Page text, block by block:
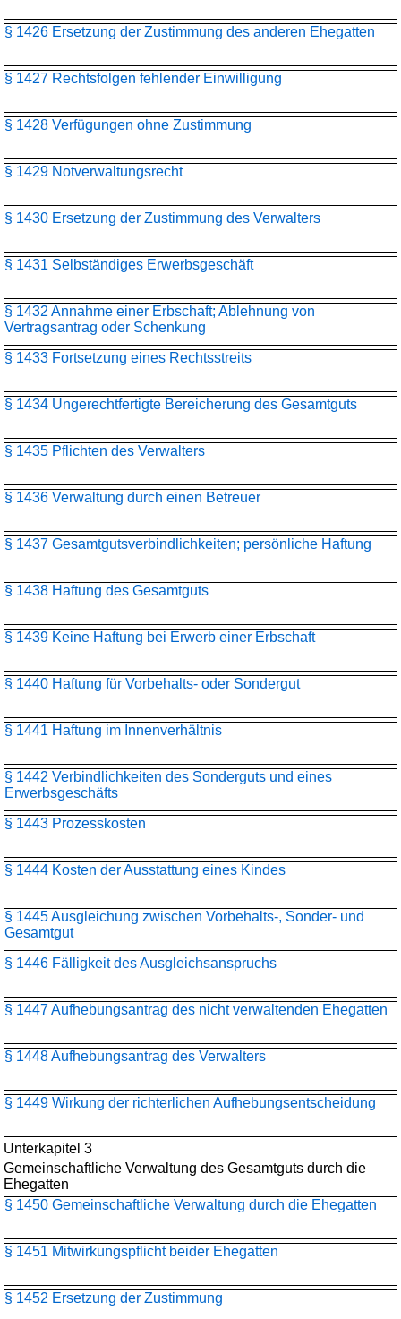
§ 1426 Ersetzung der Zustimmung des anderen Ehegatten
§ 1427 Rechtsfolgen fehlender Einwilligung
§ 1428 Verfügungen ohne Zustimmung
§ 1429 Notverwaltungsrecht
§ 1430 Ersetzung der Zustimmung des Verwalters
§ 1431 Selbständiges Erwerbsgeschäft
§ 1432 Annahme einer Erbschaft; Ablehnung von
Vertragsantrag oder Schenkung
§ 1433 Fortsetzung eines Rechtsstreits
§ 1434 Ungerechtfertigte Bereicherung des Gesamtguts
§ 1435 Pflichten des Verwalters
§ 1436 Verwaltung durch einen Betreuer
§ 1437 Gesamtgutsverbindlichkeiten; persönliche Haftung
§ 1438 Haftung des Gesamtguts
§ 1439 Keine Haftung bei Erwerb einer Erbschaft
§ 1440 Haftung für Vorbehalts- oder Sondergut
§ 1441 Haftung im Innenverhältnis
§ 1442 Verbindlichkeiten des Sonderguts und eines
Erwerbsgeschäfts
§ 1443 Prozesskosten
§ 1444 Kosten der Ausstattung eines Kindes
§ 1445 Ausgleichung zwischen Vorbehalts-, Sonder- und
Gesamtgut
§ 1446 Fälligkeit des Ausgleichsanspruchs
§ 1447 Aufhebungsantrag des nicht verwaltenden Ehegatten
§ 1448 Aufhebungsantrag des Verwalters
§ 1449 Wirkung der richterlichen Aufhebungsentscheidung
Unterkapitel 3
Gemeinschaftliche Verwaltung des Gesamtguts durch die
Ehegatten
§ 1450 Gemeinschaftliche Verwaltung durch die Ehegatten
§ 1451 Mitwirkungspflicht beider Ehegatten
§ 1452 Ersetzung der Zustimmung